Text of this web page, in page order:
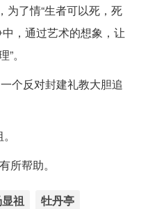
为了情“生者可以死，死
，通过艺术的想象，让
。
个反对封建礼教大胆追
所帮助。
祖 牡丹亭